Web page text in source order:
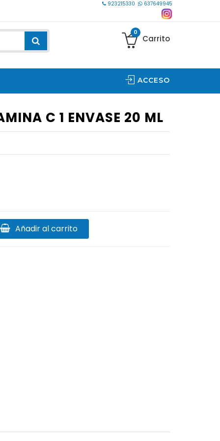
923215330 637649945
0
Carrito
ACCESO
C 1 ENVASE 20 ML
Añadir al carrito